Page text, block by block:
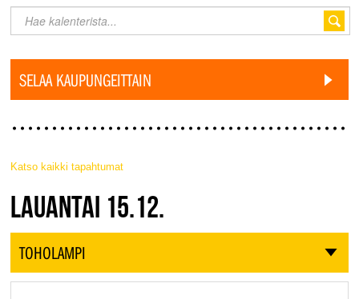
SELAA KAUPUNGEITTAIN
Katso kaikki tapahtumat
JAZZ FINLAND LIVE
LAUANTAI 15.12.
TOHOLAMPI